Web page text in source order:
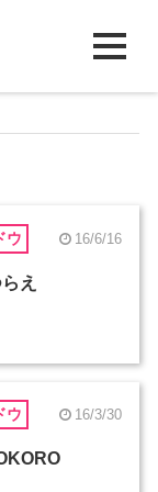
ウ 16/6/16
え
ウ 16/3/30